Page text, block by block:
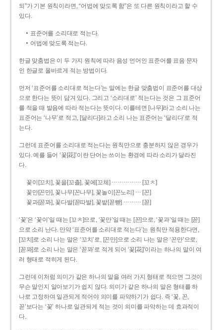
되”가 기본 원칙이라면, “어법에 맞도록 함”은 또 다른 원칙이라고 할 수
있다.
표준어를 소리대로 적는다.
어법에 맞도록 적는다.
한글 맞춤법은 이 두 가지 원칙에 따라 음성 언어인 표준어를 표음 문자
인 한글로 올바르게 적는 방법이다.
먼저 ‘표준어를 소리대로 적는다’는 말에는 한글 맞춤법이 표준어를 대상
으로 한다는 뜻이 담겨 있다. 그리고 ‘소리대로’ 적는다는 것은 그 표준어
를 적을 때 발음에 따라 적는다는 뜻이다. 이를테면 [나무]라고 소리 나는
표준어는 ‘나무’로 적고, [달리다]라고 소리 나는 표준어는 ‘달리다’로 적
는다.
그런데 표준어를 소리대로 적는다는 원칙만으로 충분하지 않은 경우가
있다. 예를 들어 ‘꽃[花]’이란 단어는 쓰이는 환경에 따라 소리가 달라진
다.
꽃이[꼬치], 꽃을[꼬츨], 꽃에[꼬체] …………… [꼬ㅊ]
꽃만[꼰만], 꽃나무[꼰나무], 꽃놀이[꼰노리] … [꼰]
꽃과[꼳꽈], 꽃다발[꼳따발], 꽃밭[꼳빧] ……… [꼳]
‘꽃’은 ‘꽃이’일 때는 [꼬ㅊ]으로, ‘꽃만’일 때는 [꼰]으로, ‘꽃과’일 때는 [꼳]
으로 소리 난다. 만약 ‘표준어를 소리대로 적는다’는 원칙만 적용한다면,
[꼬치]로 소리 나는 말은 ‘꼬치’로, [꼰만]으로 소리 나는 말은 ‘꼰만’으로,
[꼳꽈]로 소리 나는 말은 ‘꼳꽈’로 적게 되어 ‘꽃[花]’이라는 하나의 말이 여
러 형태로 적히게 된다.
그런데 이처럼 의미가 같은 하나의 말을 여러 가지 형태로 적으면 그것이
무슨 말인지 알아보기가 쉽지 않다. 의미가 같은 하나의 말은 형태를 하
나로 고정하여 일관되게 적어야 의미를 파악하기가 쉽다. 즉 ‘꽃, 꼰,
꼳’보다는 ‘꽃’ 하나로 일관되게 적는 것이 의미를 파악하는 데 효과적이
다.